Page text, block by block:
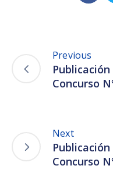
Previous
Concurso
Next
Concurso